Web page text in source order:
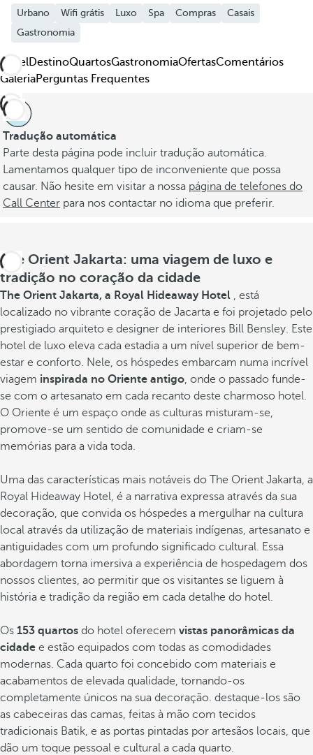
Ver mais fotos e vídeos
Urbano Wifi grátis Luxo Spa Compras
Casais
Gastronomia
HotelDestinoQuartosGastronomiaOfertasComentários
GaleriaPerguntas Frequentes
Tradução automática
Parte desta página pode incluir tradução automática.
Lamentamos qualquer tipo de inconveniente que possa
causar. Não hesite em visitar a nossa página de telefones do
Call Center para nos contactar no idioma que preferir.
The Orient Jakarta: uma viagem de luxo e
tradição no coração da cidade
The Orient Jakarta, a Royal Hideaway Hotel , está
localizado no vibrante coração de Jacarta e foi projetado pelo
prestigiado arquiteto e designer de interiores Bill Bensley. Este
hotel de luxo eleva cada estadia a um nível superior de bem-
estar e conforto. Nele, os hóspedes embarcam numa incrível
viagem inspirada no Oriente antigo, onde o passado funde-
se com o artesanato em cada recanto deste charmoso hotel.
O Oriente é um espaço onde as culturas misturam-se,
promove-se um sentido de comunidade e criam-se
memórias para a vida toda.
Uma das características mais notáveis do The Orient Jakarta, a
Royal Hideaway Hotel, é a narrativa expressa através da sua
decoração, que convida os hóspedes a mergulhar na cultura
local através da utilização de materiais indígenas, artesanato e
antiguidades com um profundo significado cultural. Essa
abordagem torna imersiva a experiência de hospedagem dos
nossos clientes, ao permitir que os visitantes se liguem à
história e tradição da região em cada detalhe do hotel.
Os 153 quartos do hotel oferecem vistas panorâmicas da
cidade e estão equipados com todas as comodidades
modernas. Cada quarto foi concebido com materiais e
acabamentos de elevada qualidade, tornando-os
completamente únicos na sua decoração. destaque-los são
as cabeceiras das camas, feitas à mão com tecidos
tradicionais Batik, e as portas pintadas por artesãos locais, que
dão um toque pessoal e cultural a cada quarto.